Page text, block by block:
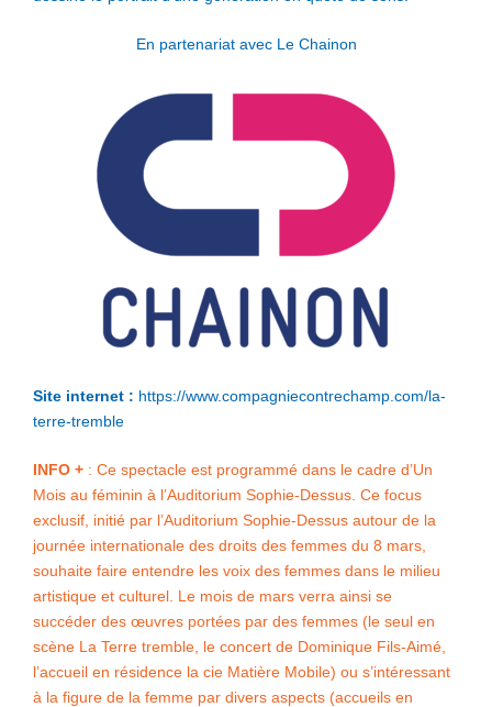
En partenariat avec Le Chainon
Site internet : https://www.compagniecontrechamp.com/la-
terre-tremble
INFO + : Ce spectacle est programmé dans le cadre d’Un
Mois au féminin à l’Auditorium Sophie-Dessus. Ce focus
exclusif, initié par l’Auditorium Sophie-Dessus autour de la
journée internationale des droits des femmes du 8 mars,
souhaite faire entendre les voix des femmes dans le milieu
artistique et culturel. Le mois de mars verra ainsi se
succéder des œuvres portées par des femmes (le seul en
scène La Terre tremble, le concert de Dominique Fils-Aimé,
l’accueil en résidence la cie Matière Mobile) ou s’intéressant
à la figure de la femme par divers aspects (accueils en